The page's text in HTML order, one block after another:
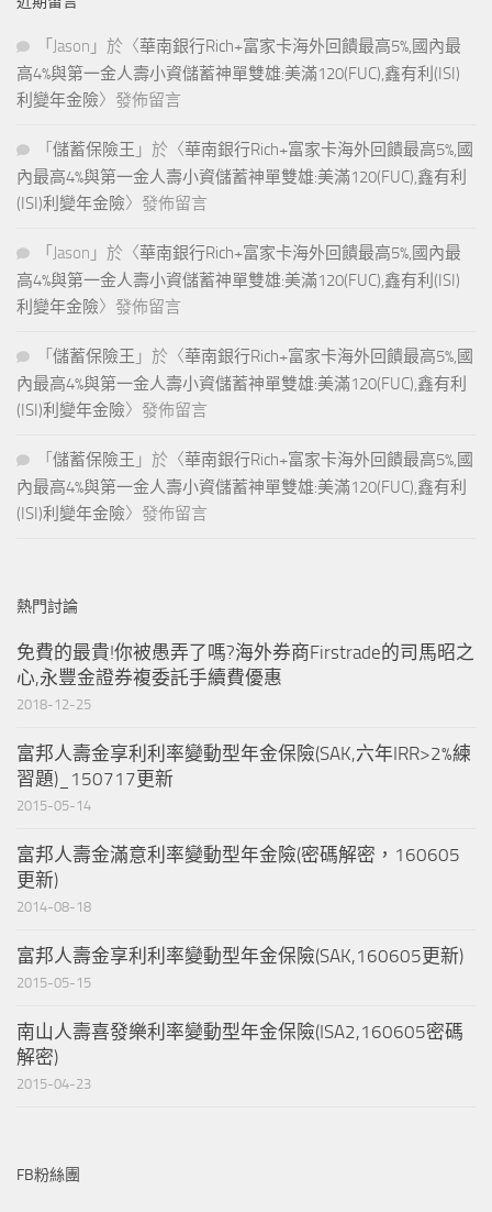
「 Jason 」於〈華南銀行Rich+富家卡海外回饋最高5%,國內最
高4%與第一金人壽小資儲蓄神單雙雄:美滿120(FUC),鑫有利(ISI)
利變年金險〉發佈留言
「 儲蓄保險王 」於〈華南銀行Rich+富家卡海外回饋最高5%,國
內最高4%與第一金人壽小資儲蓄神單雙雄:美滿120(FUC),鑫有利
(ISI)利變年金險〉發佈留言
「 Jason 」於〈華南銀行Rich+富家卡海外回饋最高5%,國內最
高4%與第一金人壽小資儲蓄神單雙雄:美滿120(FUC),鑫有利(ISI)
利變年金險〉發佈留言
「 儲蓄保險王 」於〈華南銀行Rich+富家卡海外回饋最高5%,國
內最高4%與第一金人壽小資儲蓄神單雙雄:美滿120(FUC),鑫有利
(ISI)利變年金險〉發佈留言
「 儲蓄保險王 」於〈華南銀行Rich+富家卡海外回饋最高5%,國
內最高4%與第一金人壽小資儲蓄神單雙雄:美滿120(FUC),鑫有利
(ISI)利變年金險〉發佈留言
熱門討論
免費的最貴!你被愚弄了嗎?海外券商Firstrade的司馬昭之
心,永豐金證券複委託手續費優惠
2018-12-25
富邦人壽金享利利率變動型年金保險(SAK,六年IRR>2%練
習題)_150717更新
2015-05-14
富邦人壽金滿意利率變動型年金險(密碼解密，160605
更新)
2014-08-18
富邦人壽金享利利率變動型年金保險(SAK,160605更新)
2015-05-15
南山人壽喜發樂利率變動型年金保險(ISA2,160605密碼
解密)
2015-04-23
FB粉絲團